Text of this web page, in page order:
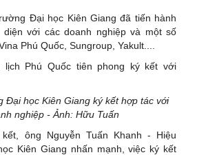
Đại học Kiên Giang đã tiến hành
với các doanh nghiệp và một số
Phú Quốc, Sungroup, Yakult....
Đại học Kiên Giang ký kết hợp tác với
nghiệp - Ảnh: Hữu Tuấn
ông Nguyễn Tuấn Khanh - Hiệu
Kiên Giang nhấn mạnh, việc ký kết